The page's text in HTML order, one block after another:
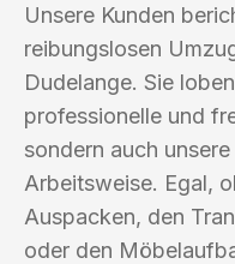
Unsere Kunden
reibungslosen
Dudelange. Sie
professionelle und
sondern auch
Arbeitsweise. Egal,
Auspacken, den
oder den